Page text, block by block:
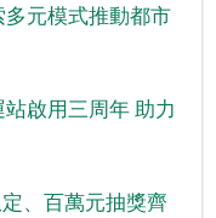
元模式推動都市
啟用三周年 助力
、百萬元抽獎齊